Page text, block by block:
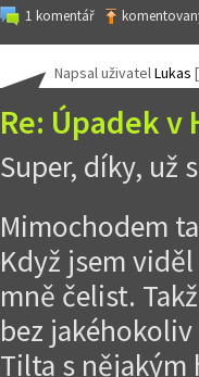
1 komentář
Re: Úpadek
Napsal uživatelLukas [
Super, díky, už
Mimochodem
Když jsem
mně čelist.
bez
Tilta s nějakým